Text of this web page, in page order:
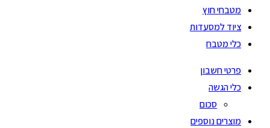
מטבחי חוץ
ציוד למסעדות
כלי מטבח
פרטי חשבון
כלי הגשה
סכום
מוצרים נוספים